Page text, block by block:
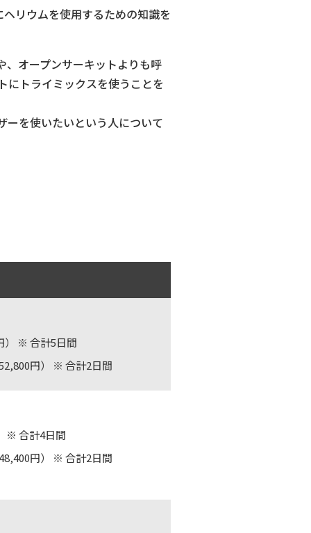
リウムを使用するための知識を
オープンサーキットよりも呼
にトライミックスを使うことを
ーを使いたいという人について
※ 合計5日間
円）
※ 合計2日間
※ 合計4日間
円） ※ 合計2日間